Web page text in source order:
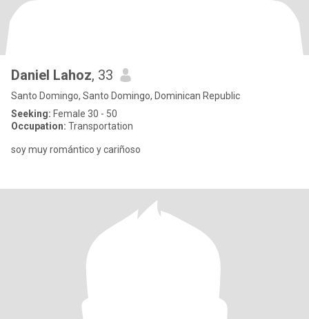
Daniel Lahoz, 33
Santo Domingo, Santo Domingo, Dominican Republic
Seeking: Female 30 - 50
Occupation: Transportation
soy muy romántico y cariñoso